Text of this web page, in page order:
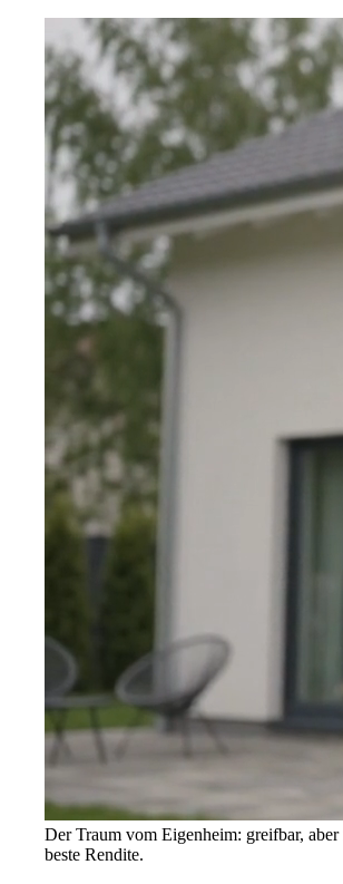
Der Traum vom Eigenheim: greifbar,
beste Rendite.